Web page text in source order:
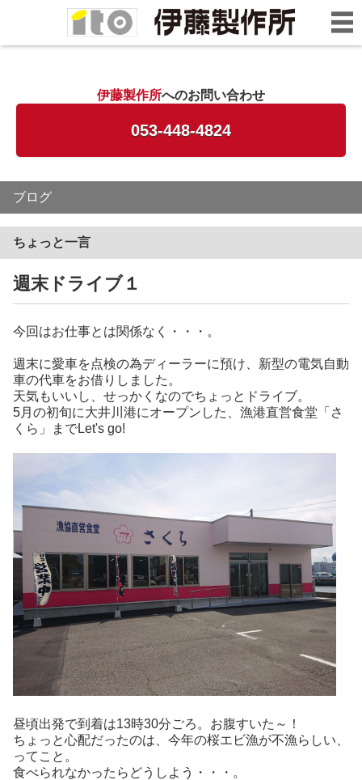
伊藤製作所へのお問い合わせ
053-448-4824
ブログ
ちょっと一言
週末ドライブ１
今回はお仕事とは関係なく・・・。
週末に愛車を点検の為ディーラーに預け、新型の電気自動
車の代車をお借りしました。
天気もいいし、せっかくなのでちょっとドライブ。
5月の初旬に大井川港にオープンした、漁港直営食堂「さ
くら」までLet's go!
昼頃出発で到着は13時30分ごろ。お腹すいた～！
ちょっと心配だったのは、今年の桜エビ漁が不漁らしい、
ってこと。
食べられなかったらどうしよう・・・。